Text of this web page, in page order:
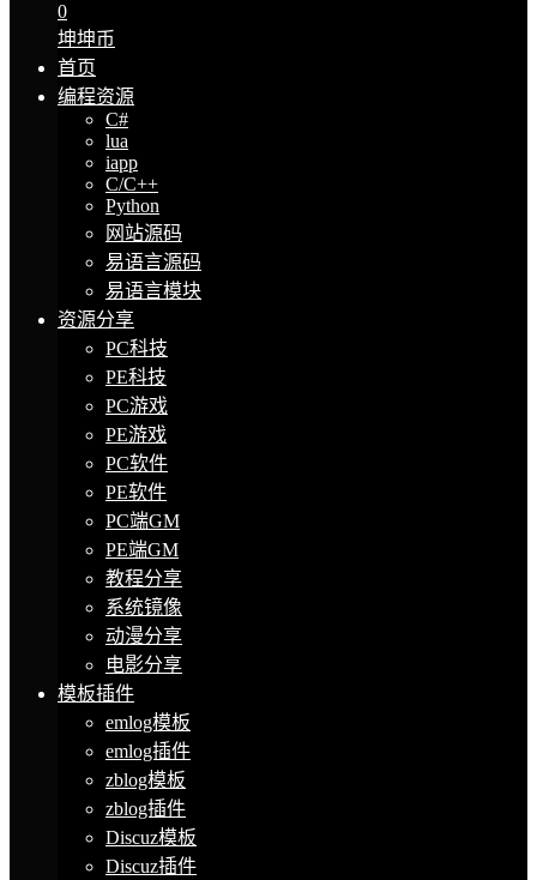
0
坤坤币
首页
编程资源
C#
lua
iapp
C/C++
Python
网站源码
易语言源码
易语言模块
资源分享
PC科技
PE科技
PC游戏
PE游戏
PC软件
PE软件
PC端GM
PE端GM
教程分享
系统镜像
动漫分享
电影分享
模板插件
emlog模板
emlog插件
zblog模板
zblog插件
Discuz模板
Discuz插件